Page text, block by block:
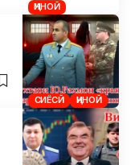
ҶИНОӢ
СИЁСӢ ҶИНОӢ